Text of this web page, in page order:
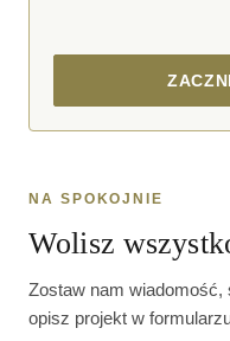
NA SPOKOJNIE
Wolisz
Zostaw nam wiadomość,
opisz projekt w